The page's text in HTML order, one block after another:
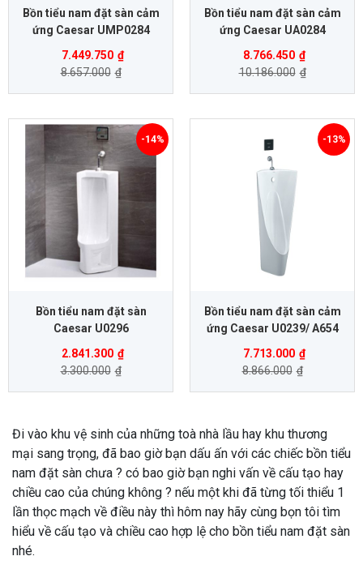
Bồn tiểu nam đặt sàn cảm
ứng Caesar UMP0284
7.449.750 ₫
8.657.000 ₫
Bồn tiểu nam đặt sàn cảm
ứng Caesar UA0284
8.766.450 ₫
10.186.000 ₫
Bồn tiểu nam đặt sàn
Caesar U0296
2.841.300 ₫
3.300.000 ₫
-14%
Bồn tiểu nam đặt sàn cảm
ứng Caesar U0239/ A654
7.713.000 ₫
8.866.000 ₫
-13%
Đi vào khu vệ sinh của những toà nhà lầu hay khu thương
mại sang trọng, đã bao giờ bạn dấu ấn với các chiếc bồn tiểu
nam đặt sàn chưa ? có bao giờ bạn nghi vấn về cấu tạo hay
chiều cao của chúng không ? nếu một khi đã từng tối thiểu 1
lần thọc mạch về điều này thì hôm nay hãy cùng bọn tôi tìm
hiểu về cấu tạo và chiều cao hợp lệ cho bồn tiểu nam đặt sàn
nhé.